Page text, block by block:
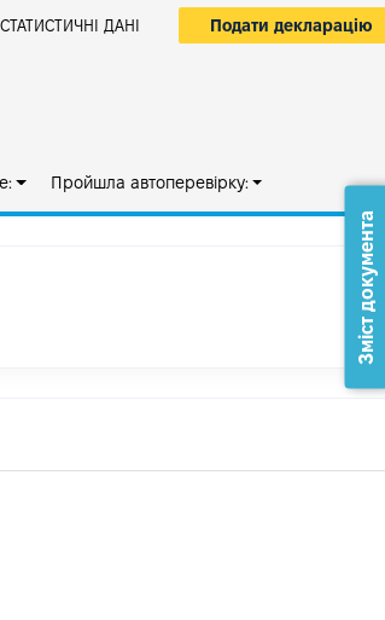
СТАТИСТИЧНІ ДАНІ Подати декларацію
Пройшла автоперевірку:
Зміст документа